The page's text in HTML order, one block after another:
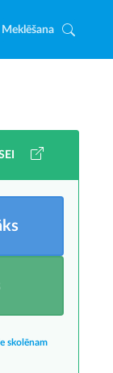
Meklēšana
skolēnam